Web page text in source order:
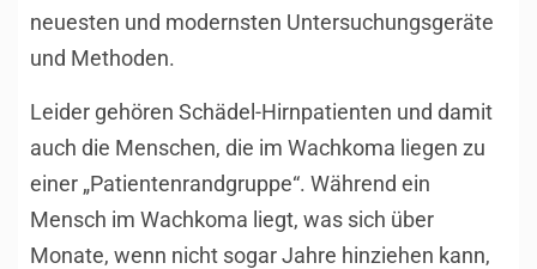
neuesten und modernsten Untersuchungsgeräte
und Methoden.
Leider gehören Schädel-Hirnpatienten und damit
auch die Menschen, die im Wachkoma liegen zu
einer „Patientenrandgruppe“. Während ein
Mensch im Wachkoma liegt, was sich über
Monate, wenn nicht sogar Jahre hinziehen kann,